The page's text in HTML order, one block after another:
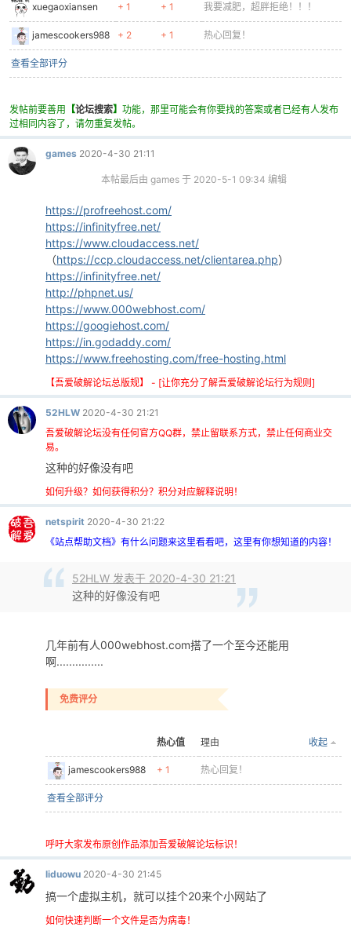
po
cn
xuegaoxiansen + 1 + 1 我要减肥，超胖拒绝！！！
jamescookers988 + 2 + 1 热心回复！
查看全部评分
发帖前要善用 【论坛搜索】 功能，那里可能会有你要找的答案或者已经有人发布
过相同内容了，请勿重复发帖。
games 2020-4-30 21:11
本帖最后由 games 于 2020-5-1 09:34 编辑
https://profreehost.com/
https://infinityfree.net/
https://www.cloudaccess.net/
（https://ccp.cloudaccess.net/clientarea.php）
https://infinityfree.net/
http://phpnet.us/
https://www.000webhost.com/
https://googiehost.com/
https://in.godaddy.com/
https://www.freehosting.com/free-hosting.html
【吾爱破解论坛总版规】 - [让你充分了解吾爱破解论坛行为规则]
52HLW 2020-4-30 21:21
吾爱破解论坛没有任何官方QQ群，禁止留联系方式，禁止任何商业交
易。
这种的好像没有吧
如何升级？如何获得积分？积分对应解释说明！
netspirit 2020-4-30 21:22
《站点帮助文档》有什么问题来这里看看吧，这里有你想知道的内容！
52HLW 发表于 2020-4-30 21:21
这种的好像没有吧
几年前有人000webhost.com搭了一个至今还能用
啊...............
免费评分
热心值 收起
理由
jamescookers988 + 1 热心回复！
查看全部评分
呼吁大家发布原创作品添加吾爱破解论坛标识！
liduowu 2020-4-30 21:45
搞一个虚拟主机，就可以挂个20来个小网站了
如何快速判断一个文件是否为病毒！